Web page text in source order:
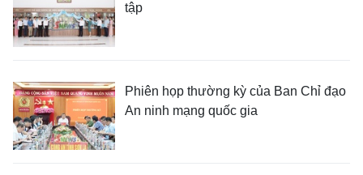
tập
Phiên họp thường kỳ của Ban Chỉ đạo
An ninh mạng quốc gia